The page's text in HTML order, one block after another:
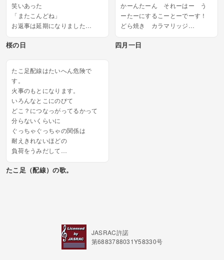
笑いあった
「またこんどね」
お返事は延期になりました。
桜の日
かーんたーん それーはー う
ーたーにするこーとーでーす！
どら焼き カラマリッジ
たまねぎ キラナイッヤ
四月一日
たこ足配線はたいへん危険で
す。
火事のもとになります。
いろんなとこにのびて
どこ？につなっがってるかって
分らないくらいに
ぐっちゃぐっちゃの関係は
耐えきれないほどの
負荷をうみだして
電化製品つけっぱなしだよ...
たこ足（配線）の歌。
JASRAC許諾
第6883788031Y58330号